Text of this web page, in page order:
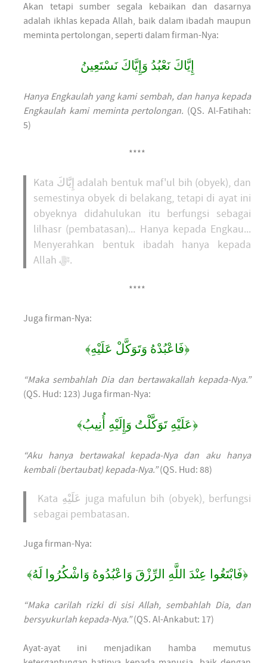
Akan tetapi sumber segala kebaikan dan dasarnya
adalah ikhlas kepada Allah, baik dalam ibadah maupun
meminta pertolongan, seperti dalam firman-Nya:
إِيَّاكَ نَعْبُدُ وَإِيَّاكَ نَسْتَعِينُ
Hanya Engkaulah yang kami sembah, dan hanya kepada
Engkaulah kami meminta pertolongan. (QS. Al-Fatihah:
5)
****
Kata إِيَّاكَ adalah bentuk maf'ul bih (obyek), dan
semestinya obyek di belakang, tetapi di ayat ini
obyeknya didahulukan itu berfungsi sebagai
lilhasr (pembatasan)... Hanya kepada Engkau...
Menyerahkan bentuk ibadah hanya kepada
Allah ﷻ.
****
Juga firman-Nya:
﴿فَاعْبُدْهُ وَتَوَكَّلْ عَلَيْهِ﴾
“Maka sembahlah Dia dan bertawakallah kepada-Nya.”
(QS. Hud: 123) Juga firman-Nya:
﴿عَلَيْهِ تَوَكَّلْتُ وَإِلَيْهِ أُنِيبُ﴾
“Aku hanya bertawakal kepada-Nya dan aku hanya
kembali (bertaubat) kepada-Nya.”(QS. Hud: 88)
Kata عَلَيْهِ juga mafulun bih (obyek), berfungsi
sebagai pembatasan.
Juga firman-Nya:
﴿فَابْتَغُوا عِنْدَ اللَّهِ الرِّزْقَ وَاعْبُدُوهُ وَاشْكُرُوا لَهُ﴾
“Maka carilah rizki di sisi Allah, sembahlah Dia, dan
bersyukurlah kepada-Nya.”(QS. Al-Ankabut: 17)
Ayat-ayat ini menjadikan hamba memutus